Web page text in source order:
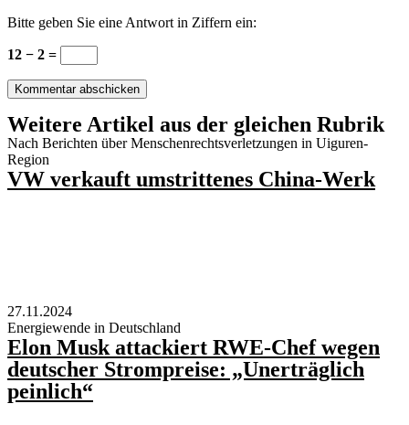
Bitte geben Sie eine Antwort in Ziffern ein:
12 − 2 =
Weitere Artikel aus der gleichen Rubrik
Nach Berichten über Menschenrechtsverletzungen in Uiguren-
Region
VW verkauft umstrittenes China-Werk
27.11.2024
Energiewende in Deutschland
Elon Musk attackiert RWE-Chef wegen
deutscher Strompreise: „Unerträglich
peinlich“